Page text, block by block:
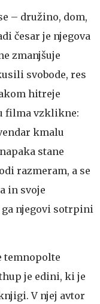
– družino, dom,
česar je njegova
zmanjšuje
svobode, res
hitreje
filma vzklikne:
kmalu
stane
razmeram, a se
in svoje
njegovi sotrpini
temnopolte
je edini, ki je
V njej avtor